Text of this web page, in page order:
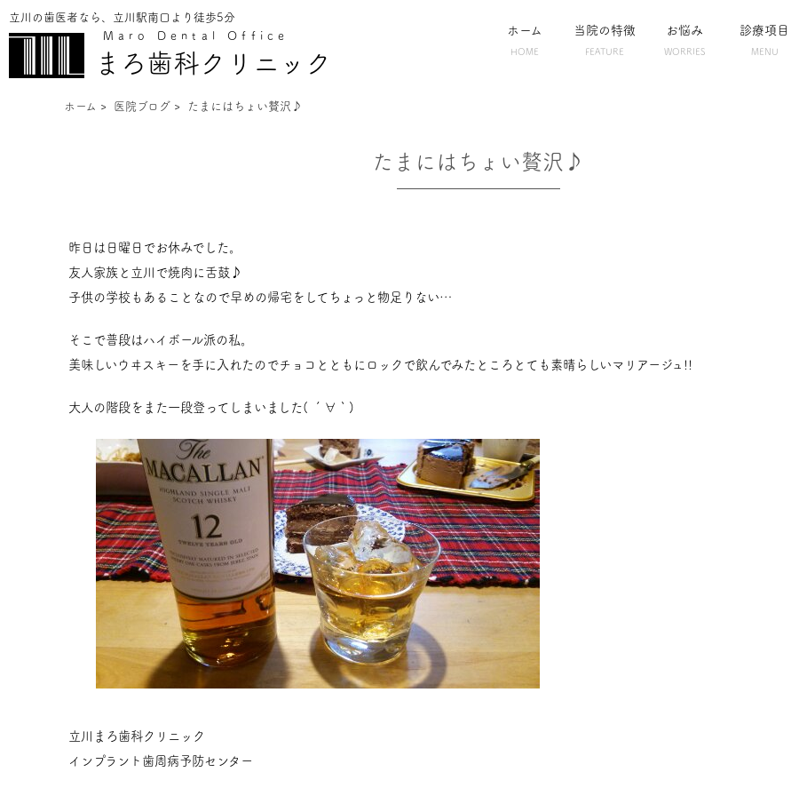
立川の歯医者なら、立川駅南口より徒歩5分
Maro Dental Office
まろ歯科クリニック
ホーム
HOME
当院の特徴
FEATURE
お悩み
WORRIES
診療項目
MENU
ホーム > 医院ブログ > たまにはちょい贅沢♪
たまにはちょい贅沢♪
昨日は日曜日でお休みでした。
友人家族と立川で焼肉に舌鼓♪
子供の学校もあることなので早めの帰宅をしてちょっと物足りない…
そこで普段はハイボール派の私。
美味しいウヰスキーを手に入れたのでチョコとともにロックで飲んでみたところとても素晴らしいマリアージュ!!
大人の階段をまた一段登ってしまいました( ´∀｀)
立川まろ歯科クリニック
インプラント歯周病予防センター